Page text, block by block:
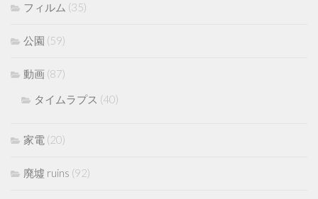
フィルム (35)
公園 (59)
動画 (87)
タイムラプス (40)
家電 (20)
廃墟 ruins (92)